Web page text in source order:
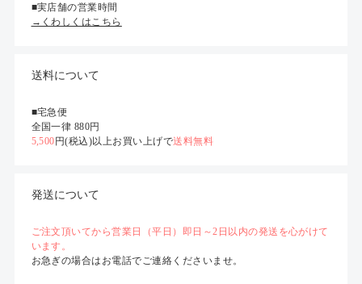
■実店舗の営業時間
→くわしくはこちら
送料について
■宅急便
全国一律 880円
5,500 円(税込)以上お買い上げで送料無料
発送について
ご注文頂いてから営業日（平日）即日～2日以内の発送を心がけて
います。
お急ぎの場合はお電話でご連絡くださいませ。